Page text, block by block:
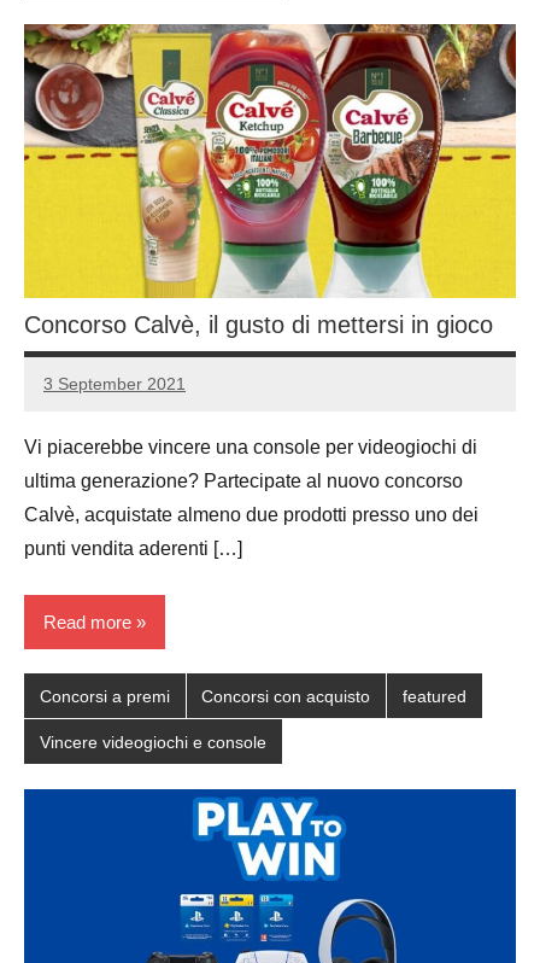
Concorso Calvè, il gusto di mettersi in gioco
3 September 2021
Luca
No
Vi piacerebbe vincere una console per videogiochi di
ultima generazione? Partecipate al nuovo concorso
Calvè, acquistate almeno due prodotti presso uno dei
punti vendita aderenti […]
Read more
Concorsi a premi Concorsi con acquisto featured
Vincere videogiochi e console